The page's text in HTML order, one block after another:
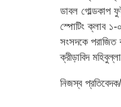
ডাবল গোল্ডকাপ
স্পোটিং ক্লাব
সংসদকে পরাজিত
ক্রীড়াবিদ
নিজস্ব